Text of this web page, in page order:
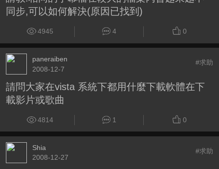
同步,可以如何解決(原因已找到)
4945 4 0
paneraiben
2008-12-7
#求助
請問大家在vista 系統下都用什麼下載軟體在下
載影片或歌曲
4814 1 0
Shia
2008-12-27
#求助